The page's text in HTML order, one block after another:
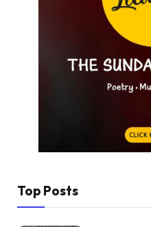
Top Posts